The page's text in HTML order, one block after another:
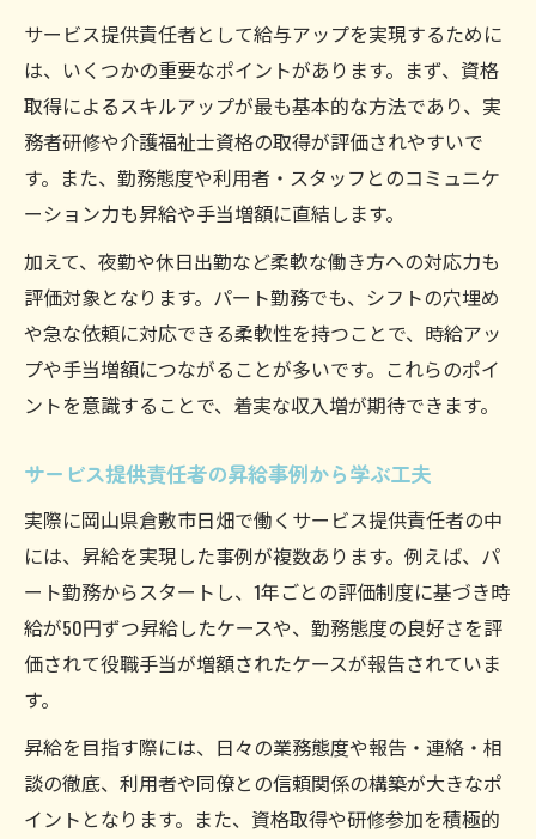
サービス提供責任者として給与アップを実現するために
は、いくつかの重要なポイントがあります。まず、資格
取得によるスキルアップが最も基本的な方法であり、実
務者研修や介護福祉士資格の取得が評価されやすいで
す。また、勤務態度や利用者・スタッフとのコミュニケ
ーション力も昇給や手当増額に直結します。
加えて、夜勤や休日出勤など柔軟な働き方への対応力も
評価対象となります。パート勤務でも、シフトの穴埋め
や急な依頼に対応できる柔軟性を持つことで、時給アッ
プや手当増額につながることが多いです。これらのポイ
ントを意識することで、着実な収入増が期待できます。
サービス提供責任者の昇給事例から学ぶ工夫
実際に岡山県倉敷市日畑で働くサービス提供責任者の中
には、昇給を実現した事例が複数あります。例えば、パ
ート勤務からスタートし、1年ごとの評価制度に基づき時
給が50円ずつ昇給したケースや、勤務態度の良好さを評
価されて役職手当が増額されたケースが報告されていま
す。
昇給を目指す際には、日々の業務態度や報告・連絡・相
談の徹底、利用者や同僚との信頼関係の構築が大きなポ
イントとなります。また、資格取得や研修参加を積極的